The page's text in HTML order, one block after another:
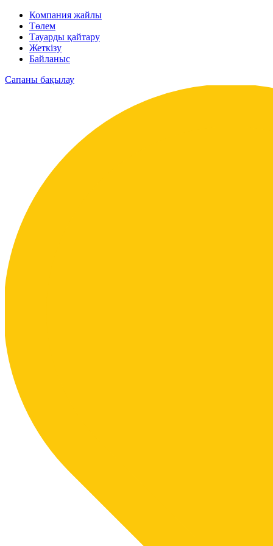
Компания жайлы
Төлем
Тауарды қайтару
Жеткізу
Байланыс
Сапаны бақылау